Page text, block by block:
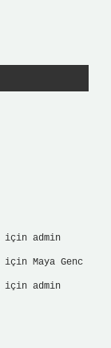
için admin
için Maya Genc
için admin